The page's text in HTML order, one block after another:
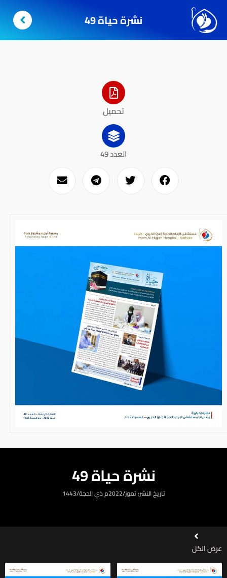
نشرة حياة 49
تحميل
العدد 49
نشرة حياة 49
تاريخ النشر: تموز/2022م ذي الحجة/1443
عرض الكل